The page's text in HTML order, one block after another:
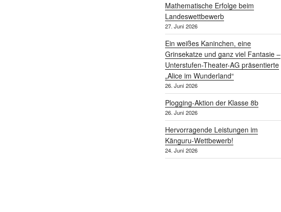
Mathematische Erfolge beim
Landeswettbewerb
27. Juni 2026
Ein weißes Kaninchen, eine
Grinsekatze und ganz viel Fantasie –
Unterstufen-Theater-AG präsentierte
„Alice im Wunderland“
26. Juni 2026
Plogging-Aktion der Klasse 8b
26. Juni 2026
Hervorragende Leistungen im
Känguru-Wettbewerb!
24. Juni 2026